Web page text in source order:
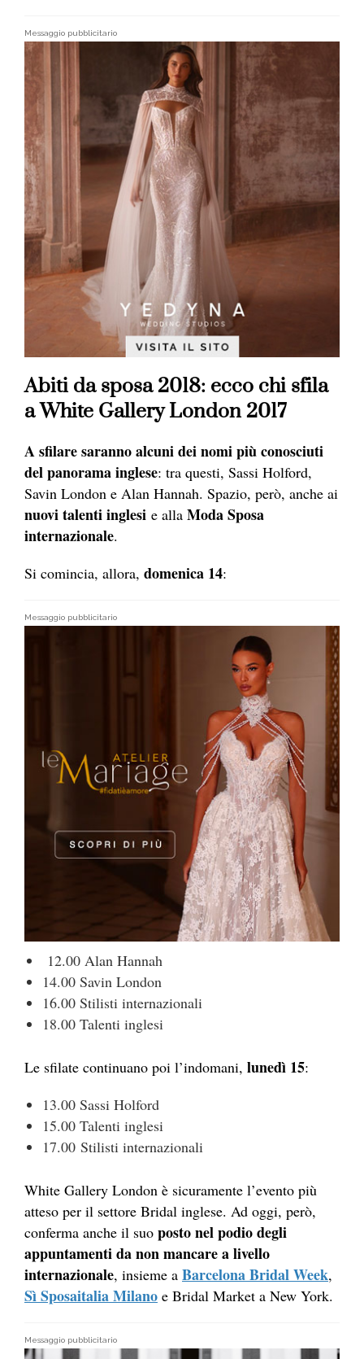
Messaggio pubblicitario
Abiti da sposa 2018: ecco chi sfila
a White Gallery London 2017
A sfilare saranno alcuni dei nomi più conosciuti
del panorama inglese: tra questi, Sassi Holford,
Savin London e Alan Hannah. Spazio, però, anche ai
nuovi talenti inglesi e alla Moda Sposa
internazionale.
Si comincia, allora, domenica 14:
Messaggio pubblicitario
12.00 Alan Hannah
14.00 Savin London
16.00 Stilisti internazionali
18.00 Talenti inglesi
Le sfilate continuano poi l’indomani, lunedì 15:
13.00 Sassi Holford
15.00 Talenti inglesi
17.00 Stilisti internazionali
White Gallery London è sicuramente l’evento più
atteso per il settore Bridal inglese. Ad oggi, però,
conferma anche il suo posto nel podio degli
appuntamenti da non mancare a livello
internazionale, insieme a Barcelona Bridal Week,
Sì Sposaitalia Milano e Bridal Market a New York.
Messaggio pubblicitario